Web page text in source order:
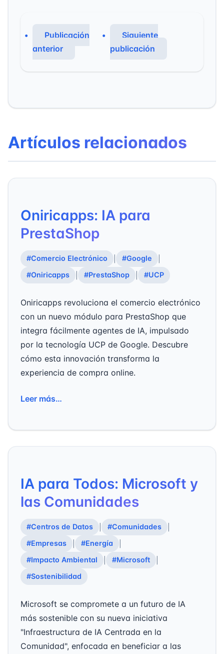
Publicación
anterior
Siguiente
publicación
Artículos relacionados
Oniricapps: IA para
PrestaShop
#Comercio Electrónico #Google
#Oniricapps
#PrestaShop #UCP
Oniricapps revoluciona el comercio electrónico
con un nuevo módulo para PrestaShop que
integra fácilmente agentes de IA, impulsado
por la tecnología UCP de Google. Descubre
cómo esta innovación transforma la
experiencia de compra online.
Leer más…
IA para Todos: Microsoft y
las Comunidades
#Centros de Datos #Comunidades
#Empresas
#Energía
#Impacto Ambiental
#Microsoft
#Sostenibilidad
Microsoft se compromete a un futuro de IA
más sostenible con su nueva iniciativa
"Infraestructura de IA Centrada en la
Comunidad", enfocada en beneficiar a las